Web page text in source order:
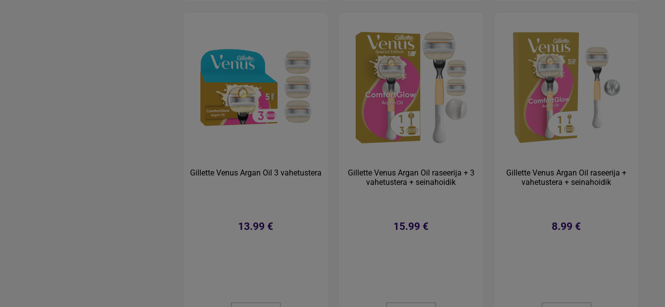
Gillette Venus Argan Oil 3 vahetustera
13.99 €
Gillette Venus Argan Oil raseerija + 3
vahetustera + seinahoidik
15.99 €
Gillette Venus Argan Oil raseerija +
vahetustera + seinahoidik
8.99 €